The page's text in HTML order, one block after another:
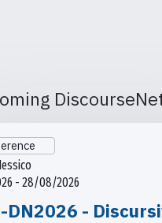
- 28/08/2026
DN2026 -